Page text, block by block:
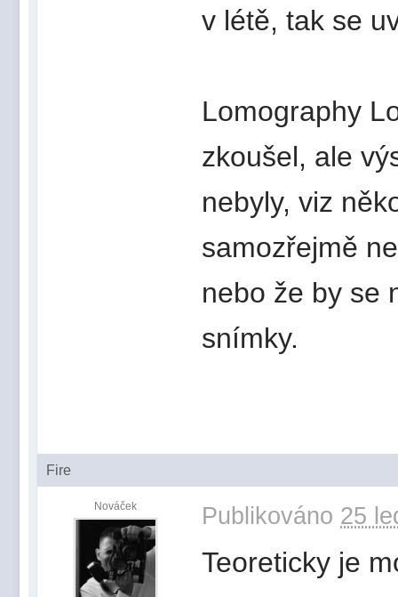
v létě, tak se
Lomography
zkoušel, ale
nebyly, viz
samozřejmě
nebo že by se
snímky.
Fire
Nováček Publikováno 25
Teoreticky je